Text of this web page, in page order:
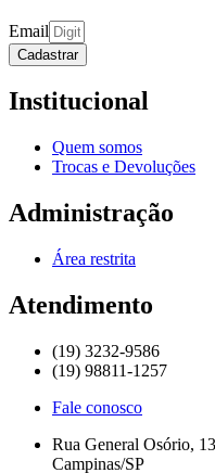
Email
Cadastrar
Institucional
Quem somos
Trocas e Devoluções
Administração
Área restrita
Atendimento
(19) 3232-9586
(19) 98811-1257
Fale conosco
Rua General Osório,
Campinas/SP